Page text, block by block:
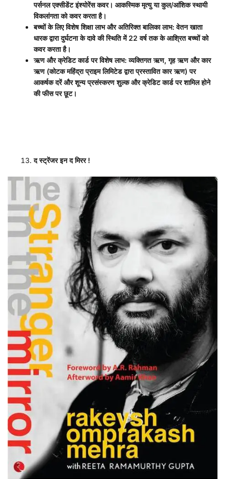
पर्सनल एक्सीडेंट इंश्योरेंस कवर। आकस्मिक मृत्यु या कुल/आंशिक स्थायी
विकलांगता को कवर करता है।
बच्चों के लिए विशेष शिक्षा लाभ और अतिरिक्त बालिका लाभ: वेतन खाता
धारक द्वारा दुर्घटना के दावे की स्थिति में 22 वर्ष तक के आश्रित बच्चों को
कवर करता है।
ऋण और क्रेडिट कार्ड पर विशेष लाभ: व्यक्तिगत ऋण,गृह ऋण और कार
ऋण (कोटक महिंद्रा प्राइम लिमिटेड द्वारा प्रस्तावित कार ऋण) पर
आकर्षक दरें और शून्य प्रसंस्करण शुल्क और क्रेडिट कार्ड पर शामिल होने
की फीस पर छूट।
द स्ट्रेंजर इन द मिरर!